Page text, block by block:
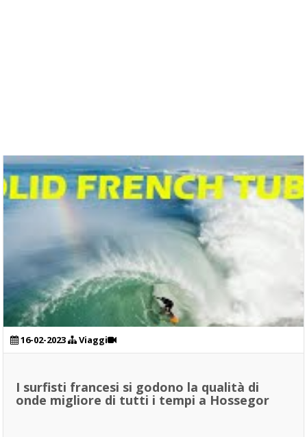
16-02-2023 Viaggi
I surfisti francesi si godono la qualità di
onde migliore di tutti i tempi a Hossegor